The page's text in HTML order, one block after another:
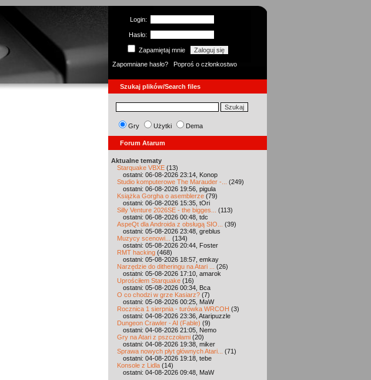
Login:
Hasło:
Zapamiętaj mnie
Zapomniane hasło?
Poproś o członkostwo
Szukaj plików/Search files
Gry Użytki Dema
Forum Atarum
Aktualne tematy
Starquake VBXE (13)
ostatni: 06-08-2026 23:14, Konop
Studio komputerowe The Marauder -...
(249)
ostatni: 06-08-2026 19:56, pigula
Książka Gorgha o asemblerze (79)
ostatni: 06-08-2026 15:35, tOri
Silly Venture 2026SE - the bigges...
(113)
ostatni: 06-08-2026 00:48, tdc
AspeQt dla Androida z obsługą SIO...
(39)
ostatni: 05-08-2026 23:48, greblus
Muzycy scenowi...
(134)
ostatni: 05-08-2026 20:44, Foster
RMT hacking (468)
ostatni: 05-08-2026 18:57, emkay
Narzędzie do ditheringu na Atari ...
(26)
ostatni: 05-08-2026 17:10, amarok
Uprościłem Starquake (16)
ostatni: 05-08-2026 00:34, Bca
O co chodzi w grze Kasiarz? (7)
ostatni: 05-08-2026 00:25, MaW
Rocznica 1 sierpnia - turówka WRCOH (3)
ostatni: 04-08-2026 23:36, Ataripuzzle
Dungeon Crawler - AI (Fable) (9)
ostatni: 04-08-2026 21:05, Nemo
Gry na Atari z pszczołami (20)
ostatni: 04-08-2026 19:38, miker
Sprawa nowych płyt głównych Atari...
(71)
ostatni: 04-08-2026 19:18, tebe
Konsole z Lidla (14)
ostatni: 04-08-2026 09:48, MaW